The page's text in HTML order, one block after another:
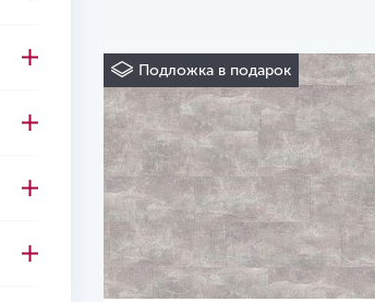
Подложка в подарок